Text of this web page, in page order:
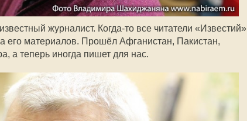
журналист. Когда-то все читатели «Известий»
его материалов. Прошёл Афганистан, Пакистан,
а теперь иногда пишет для нас.